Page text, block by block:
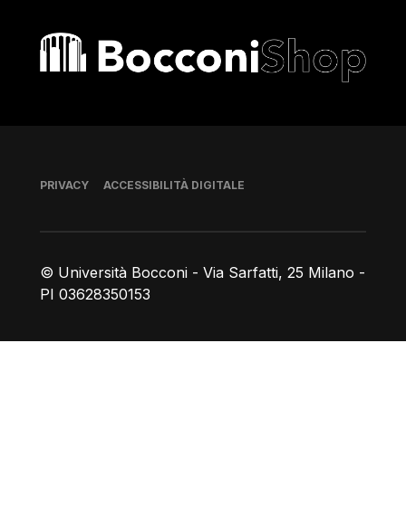
Bocconi shop
© Università Bocconi - Via Sarfatti, 25 Milano -
PI 03628350153
Piè di pagina
PRIVACY ACCESSIBILITÀ DIGITALE